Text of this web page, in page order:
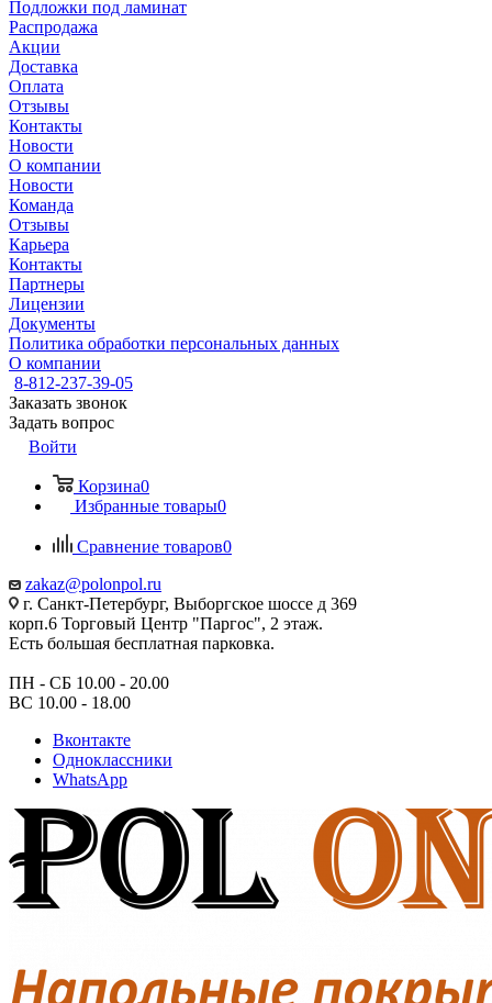
Подложки под ламинат
Распродажа
Акции
Доставка
Оплата
Отзывы
Контакты
Новости
О компании
Новости
Команда
Отзывы
Карьера
Контакты
Партнеры
Лицензии
Документы
Политика обработки персональных данных
О компании
8-812-237-39-05
Заказать звонок
Задать вопрос
Войти
Корзина0
Избранные товары0
Сравнение товаров0
zakaz@polonpol.ru
г. Санкт-Петербург, Выборгское шоссе д 369
корп.6 Торговый Центр "Паргос", 2 этаж.
Есть большая бесплатная парковка.
ПН - СБ 10.00 - 20.00
ВС 10.00 - 18.00
Вконтакте
Одноклассники
WhatsApp